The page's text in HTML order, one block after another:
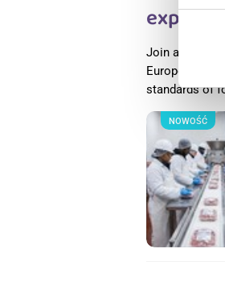
Join a world-
Europe as a
standards of
NOWOŚĆ